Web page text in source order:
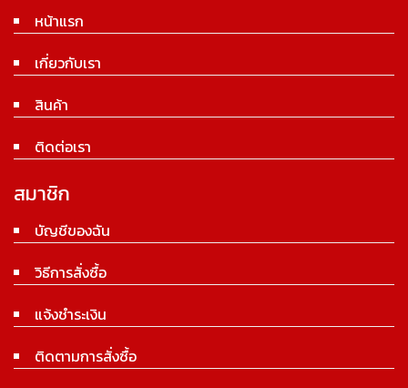
หน้าแรก
เกี่ยวกับเรา
สินค้า
ติดต่อเรา
สมาชิก
บัญชีของฉัน
วิธีการสั่งซื้อ
แจ้งชำระเงิน
ติดตามการสั่งซื้อ